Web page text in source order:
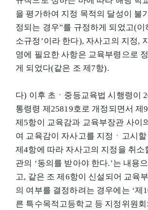
을 평가하여 지정 목적의 달성이 불
정되는 경우”를 규정하게 되었고(이
소규정’이라 한다), 자사고의 지정,
영에 필요한 사항은 교육부령으로
게 되었다(같은 조 제7항).
다) 이후 초ㆍ중등교육법 시행령이
통령령 제25819호로 개정되면서 제
제5항이 교육감과 교육부장관 사이
여 교육감이 자사고를 지정ㆍ고시
제4항에 따라 자사고의 지정을 취소
관의 ‘동의를 받아야 한다.’는 내용
고, 같은 조 제6항이 신설되어 교육
의 여부를 결정하려는 경우에는 ‘제
른 특수목적고등학교 등 지정위원